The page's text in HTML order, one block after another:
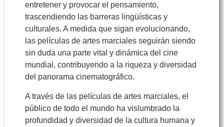
entretener y provocar el pensamiento,
trascendiendo las barreras lingüísticas y
culturales. A medida que sigan evolucionando,
las películas de artes marciales seguirán siendo
sin duda una parte vital y dinámica del cine
mundial, contribuyendo a la riqueza y diversidad
del panorama cinematográfico.
A través de las películas de artes marciales, el
público de todo el mundo ha vislumbrado la
profundidad y diversidad de la cultura humana y